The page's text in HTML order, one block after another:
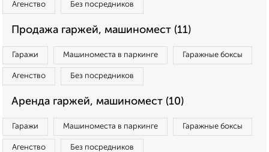
Агенство Без посредников
Продажа гаржей, машиномест (11)
Гаражи Машиноместа в паркинге Гаражные боксы
Агенство Без посредников
Аренда гаржей, машиномест (10)
Гаражи Машиноместа в паркинге Гаражные боксы
Агенство Без посредников